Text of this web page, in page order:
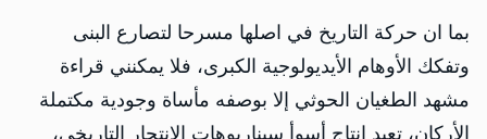
بما ان حركة التاريخ في اصلها مسرحا لتصارع البنى
وتفكك الأوهام الأيديولوجية الكبرى، فلا يمكنني قراءة
مشهد الطغيان الحوثي إلا بوصفه مأساة وجودية مكتملة
الأركان، تعيد إنتاج أسوأ سيناريوهات الانتحار التاريخي،